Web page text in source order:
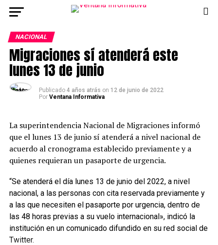
NACIONAL
Migraciones sí atenderá este
lunes 13 de junio
Publicado 4 años atrás on 12 de junio de 2022
Por Ventana Informativa
La superintendencia Nacional de Migraciones informó
que el lunes 13 de junio sí atenderá a nivel nacional de
acuerdo al cronograma establecido previamente y a
quienes requieran un pasaporte de urgencia.
“Se atenderá el día lunes 13 de junio del 2022, a nivel
nacional, a las personas con cita reservada previamente y
a las que necesiten el pasaporte por urgencia, dentro de
las 48 horas previas a su vuelo internacional», indicó la
institución en un comunicado difundido en su red social de
Twitter.